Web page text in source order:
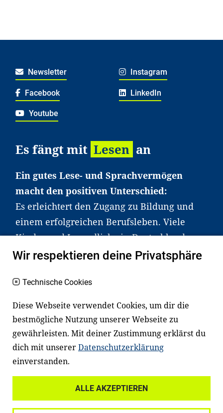
Newsletter Instagram
Facebook LinkedIn
Youtube
Es fängt mit Lesen an
Ein gutes Lese- und Sprachvermögen
macht den positiven Unterschied:
Es erleichtert den Zugang zu Bildung und
einem erfolgreichen Berufsleben. Viele
Kinder und Jugendliche in Deutschland
haben aber große Schwierigkeiten dabei.
an Familien sowie an Erzieher*innen,
Fachexpert*innen. Dafür arbeiten wir eng
mit Ministerien, wissenschaftlichen
Einrichtungen, Verbänden, Unternehmen
und anderen Stiftungen zusammen.
Wir respektieren deine Privatsphäre
Technische Cookies
Diese Webseite verwendet Cookies, um dir die
bestmögliche Nutzung unserer Webseite zu
gewährleisten. Mit deiner Zustimmung erklärst du
dich mit unsererDatenschutzerklärung
einverstanden.
ALLE AKZEPTIEREN